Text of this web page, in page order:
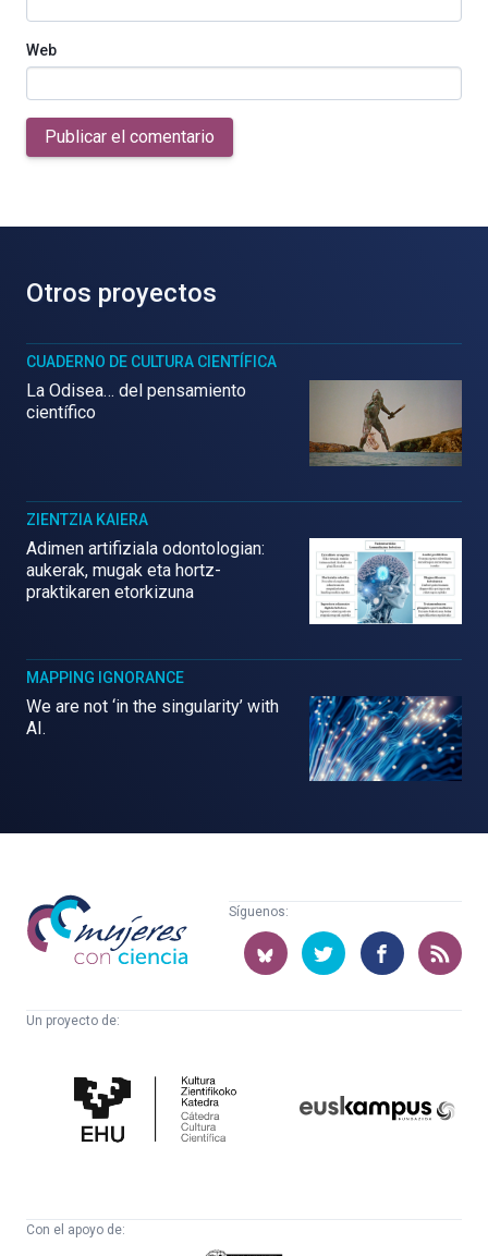
Web
Publicar el comentario
Otros proyectos
CUADERNO DE CULTURA CIENTÍFICA
La Odisea… del pensamiento
científico
ZIENTZIA KAIERA
Adimen artifiziala odontologian:
aukerak, mugak eta hortz-
praktikaren etorkizuna
MAPPING IGNORANCE
We are not ‘in the singularity’ with
AI.
Mujeres
con
ciencia
Síguenos:
Un proyecto de:
Cultura
Científica
Con el apoyo de: